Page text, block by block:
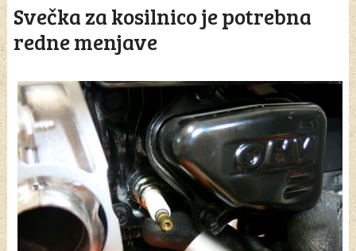
Svečka za kosilnico je potrebna
redne menjave